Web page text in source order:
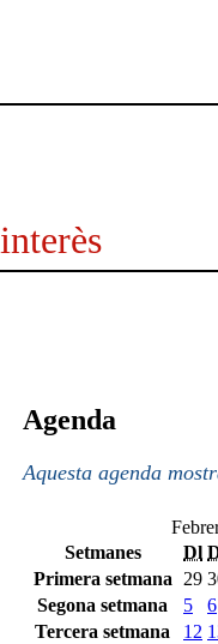
Agenda
Aquesta agenda
Setmanes
Dl
Primera setmana
29
Segona setmana
5 6
Tercera setmana
12